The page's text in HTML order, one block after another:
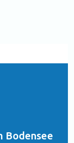
Bodensee